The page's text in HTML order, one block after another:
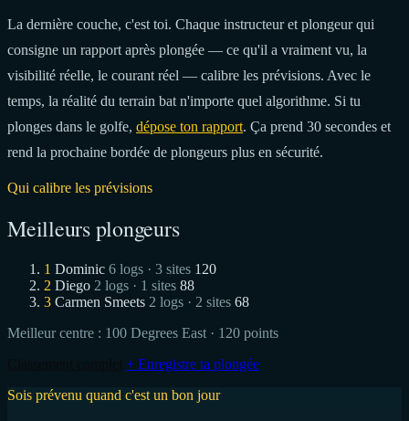
La dernière couche, c'est toi. Chaque instructeur et plongeur qui
consigne un rapport après plongée — ce qu'il a vraiment vu, la
visibilité réelle, le courant réel — calibre les prévisions. Avec le
temps, la réalité du terrain bat n'importe quel algorithme. Si tu
plonges dans le golfe, dépose ton rapport. Ça prend 30 secondes et
rend la prochaine bordée de plongeurs plus en sécurité.
Qui calibre les prévisions
Meilleurs plongeurs
1 Dominic 6 logs · 3 sites 120
2 Diego 2 logs · 1 sites 88
3 Carmen Smeets 2 logs · 2 sites 68
Meilleur centre : 100 Degrees East · 120 points
+ Enregistre ta plongée
Sois prévenu quand c'est un bon jour